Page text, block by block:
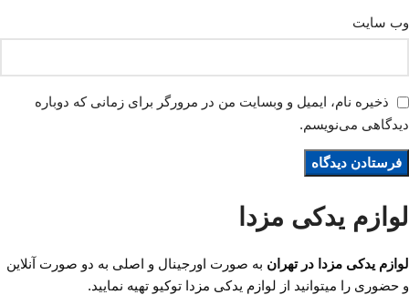
وب‌ سایت
ذخیره نام، ایمیل و وبسایت من در مرورگر برای زمانی که دوباره
دیدگاهی می‌نویسم.
لوازم یدکی مزدا
لوازم یدکی مزدا در تهران به صورت اورجینال و اصلی به دو صورت آنلاین
و حضوری را میتوانید از لوازم یدکی مزدا توکیو تهیه نمایید.